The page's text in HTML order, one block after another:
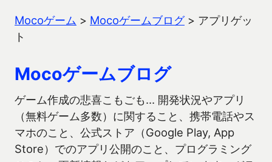
Mocoゲーム > Mocoゲームブログ> アプリゲッ
ト
Mocoゲームブログ
ゲーム作成の悲喜こもごも… 開発状況やアプリ
（無料ゲーム多数）に関すること、携帯電話やス
マホのこと、公式ストア（Google Play, App
Store）でのアプリ公開のこと、プログラミング